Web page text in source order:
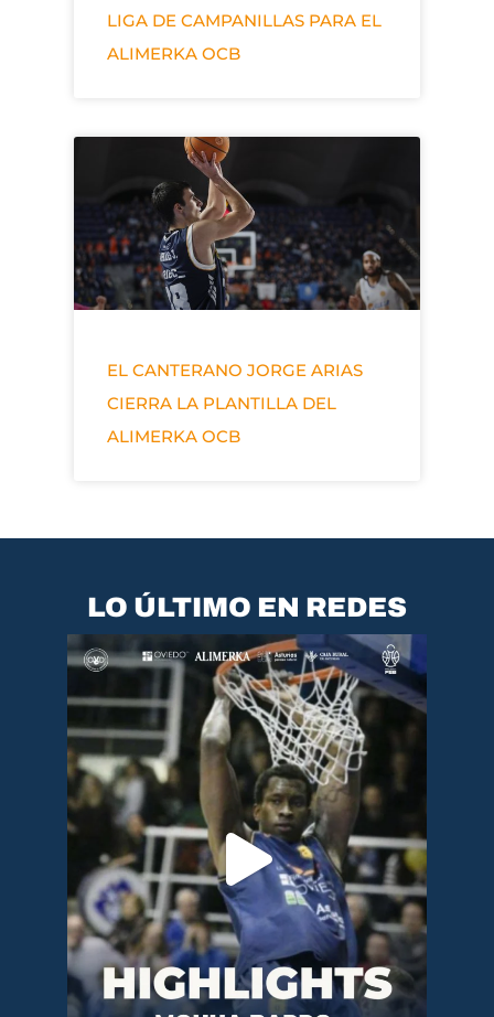
LIGA DE CAMPANILLAS PARA EL
ALIMERKA OCB
EL CANTERANO JORGE ARIAS
CIERRA LA PLANTILLA DEL
ALIMERKA OCB
LO ÚLTIMO EN REDES